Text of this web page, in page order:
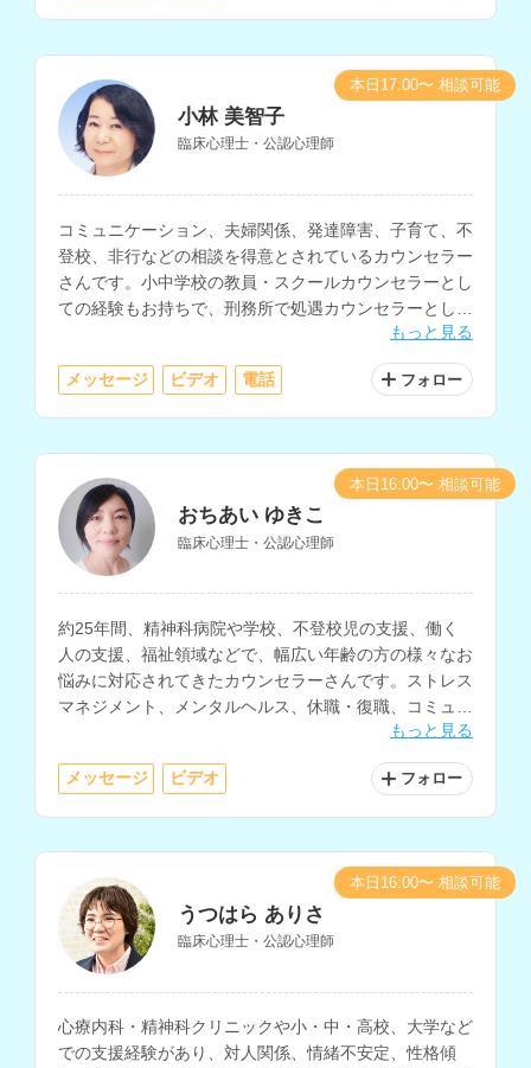
小林 美智子
臨床心理士・公認心理師
コミュニケーション、夫婦関係、発達障害、子育て、不
登校、非行などの相談を得意とされているカウンセラー
さんです。小中学校の教員・スクールカウンセラーとし
ての経験もお持ちで、刑務所で処遇カウンセラーとして
加害者の矯正教育にも関わってこられています。もっと見る
メッセージ ビデオ 電話 フォロー
本日17:00〜 相談可能
おちあい ゆきこ
臨床心理士・公認心理師
約25年間、精神科病院や学校、不登校児の支援、働く
人の支援、福祉領域などで、幅広い年齢の方の様々なお
悩みに対応されてきたカウンセラーさんです。ストレス
マネジメント、メンタルヘルス、休職・復職、コミュニ
ケーションについての相談を得意とされています。
もっと見る
メッセージ ビデオ フォロー
本日16:00〜 相談可能
うつはら ありさ
臨床心理士・公認心理師
心療内科・精神科クリニックや小・中・高校、大学など
での支援経験があり、対人関係、情緒不安定、性格傾
本日16:00〜 相談可能